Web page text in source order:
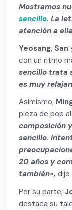
Mostramos
sencillo. La
atención a
Yeosang, San
con un ritmo
sencillo trata
es muy
Asimismo,
pieza de pop
composición
sencillo.
20 años y
también», dijo
Por su parte,
destaca su